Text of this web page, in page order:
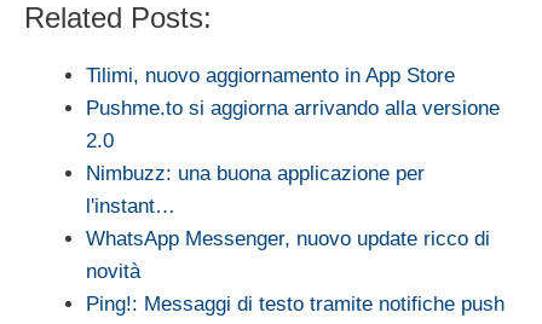
Related Posts:
Tilimi, nuovo aggiornamento in App Store
Pushme.to si aggiorna arrivando alla versione
2.0
Nimbuzz: una buona applicazione per
l'instant…
WhatsApp Messenger, nuovo update ricco di
novità
Ping!: Messaggi di testo tramite notifiche push